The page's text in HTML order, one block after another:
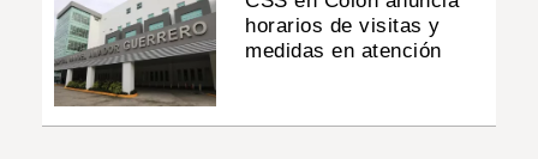
horarios de visitas y
medidas en atención